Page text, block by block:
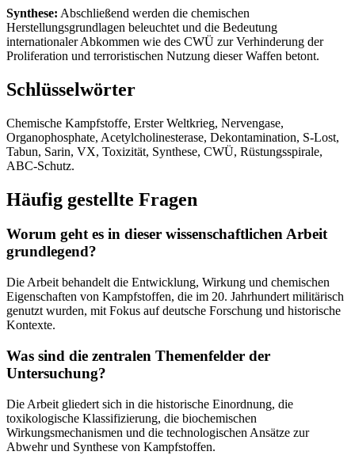
Synthese: Abschließend werden die chemischen
Herstellungsgrundlagen beleuchtet und die Bedeutung
internationaler Abkommen wie des CWÜ zur Verhinderung der
Proliferation und terroristischen Nutzung dieser Waffen betont.
Schlüsselwörter
Chemische Kampfstoffe, Erster Weltkrieg, Nervengase,
Organophosphate, Acetylcholinesterase, Dekontamination, S-Lost,
Tabun, Sarin, VX, Toxizität, Synthese, CWÜ, Rüstungsspirale,
ABC-Schutz.
Häufig gestellte Fragen
Worum geht es in dieser wissenschaftlichen Arbeit
grundlegend?
Die Arbeit behandelt die Entwicklung, Wirkung und chemischen
Eigenschaften von Kampfstoffen, die im 20. Jahrhundert militärisch
genutzt wurden, mit Fokus auf deutsche Forschung und historische
Kontexte.
Was sind die zentralen Themenfelder der
Untersuchung?
Die Arbeit gliedert sich in die historische Einordnung, die
toxikologische Klassifizierung, die biochemischen
Wirkungsmechanismen und die technologischen Ansätze zur
Abwehr und Synthese von Kampfstoffen.